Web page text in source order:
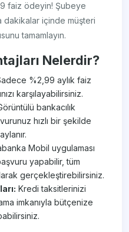
faiz ödeyin! Şubeye
içinde müşteri
tamamlayın.
Nelerdir?
%2,99 aylık faiz
karşılayabilirsiniz.
bankacılık
hızlı bir şekilde
Mobil uygulaması
yapabilir, tüm
gerçekleştirebilirsiniz.
Kredi taksitlerinizi
imkanıyla bütçenize